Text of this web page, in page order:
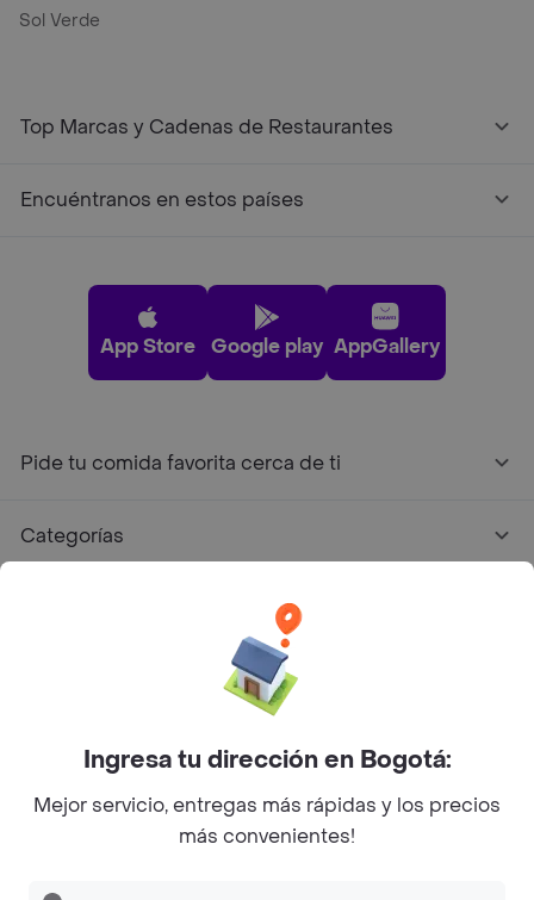
Sol Verde
Top Marcas y Cadenas de Restaurantes
Encuéntranos en estos países
App Store Google play AppGallery
Pide tu comida favorita cerca de ti
Categorías
Facebook
Twitter
Instagram
©2026Rappi Inc. All rights reserved.
Ingresa tu dirección en Bogotá:
Mejor servicio, entregas más rápidas y los precios
más convenientes!